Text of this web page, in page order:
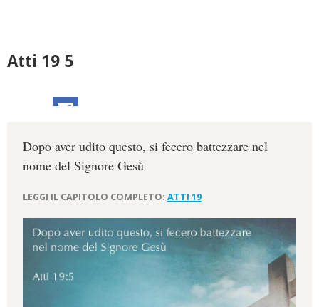
Atti 19 5
Dopo aver udito questo, si fecero battezzare nel
nome del Signore Gesù
LEGGI IL CAPITOLO COMPLETO: ATTI 19